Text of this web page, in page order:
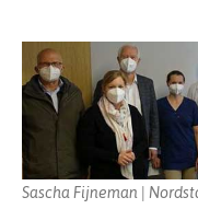
Sascha Fijneman |